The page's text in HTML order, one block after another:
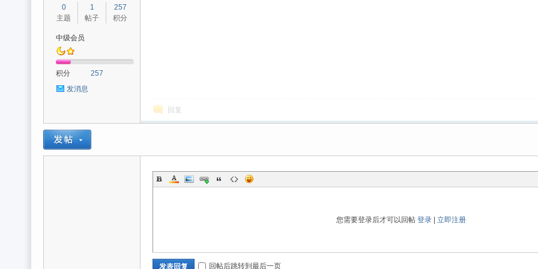
0
主题
1
帖子
257
积分
中级会员
积分
257
发消息
回复
您需要登录后才可以回帖 登录| 立即注册
发表回复 回帖后跳转到最后一页